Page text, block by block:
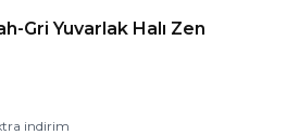
Gri Yuvarlak Halı Zen
indirim